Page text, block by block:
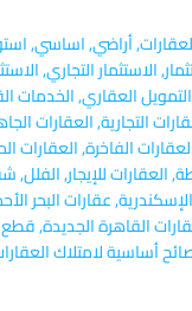
,أراضي,اساسي,
,الاستثمار التجاري,
التمويل العقاري,الخدمات
التجارية,العقارات
الفاخرة,العقارات
,العقارات للإيجار,الفلل,
,عقارات البحر
القاهرة الجديدة,قطع
أساسية لامتلاك